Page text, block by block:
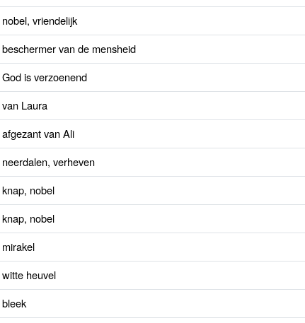
nobel, vriendelijk
beschermer van de mensheid
God is verzoenend
van Laura
afgezant van Ali
neerdalen, verheven
knap, nobel
knap, nobel
mirakel
witte heuvel
bleek